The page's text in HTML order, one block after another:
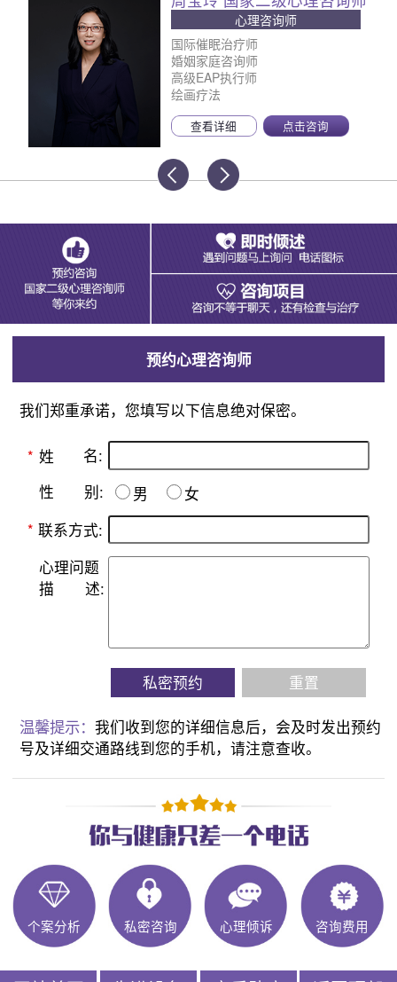
心理咨询师
国际催眠治疗师
婚姻家庭咨询师
高级EAP执行师
绘画疗法
查看详细 点击咨询
预约心理咨询师
我们郑重承诺，您填写以下信息绝对保密。
* 姓 名:
性 别: 男
女
* 联系方式:
心理问题
描
述:
私密预约 重置
温馨提示：我们收到您的详细信息后，会及时发出预约
号及详细交通路线到您的手机，请注意查收。
个案分析 私密咨询 心理倾诉 咨询费用